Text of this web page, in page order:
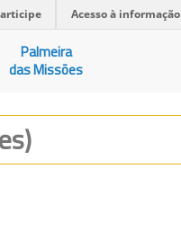
Acesso à informação
Palmeira
das Missões